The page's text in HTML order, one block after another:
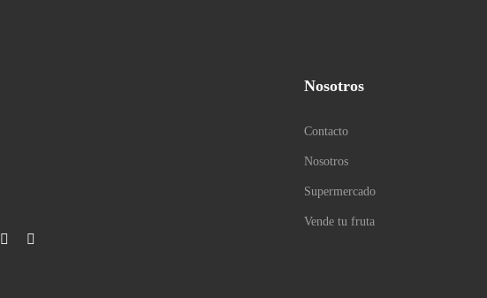
Nosotros
Contacto
Nosotros
Supermercado
Vende tu fruta